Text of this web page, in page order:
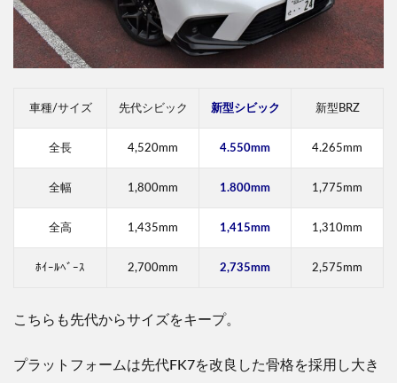
車種/サイズ 先代シビック 新型シビック 新型BRZ
全長 4,520mm 4.550mm 4.265mm
全幅 1,800mm 1.800mm 1,775mm
全高 1,435mm 1,415mm 1,310mm
ﾎｲｰﾙﾍﾞｰｽ 2,700mm 2,735mm 2,575mm
こちらも先代からサイズをキープ。
プラットフォームは先代FK7を改良した骨格を採用し大き